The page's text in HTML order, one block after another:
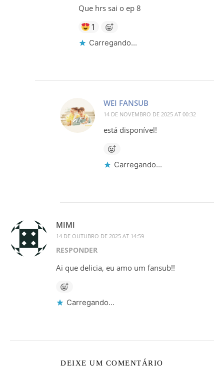
Que hrs sai o ep 8
1
Carregando...
WEI FANSUB
14 DE NOVEMBRO DE 2025 AT 00:32
está disponível!
Carregando...
MIMI
14 DE OUTUBRO DE 2025 AT 14:59
RESPONDER
Ai que delicia, eu amo um fansub!!
Carregando...
DEIXE UM COMENTÁRIO